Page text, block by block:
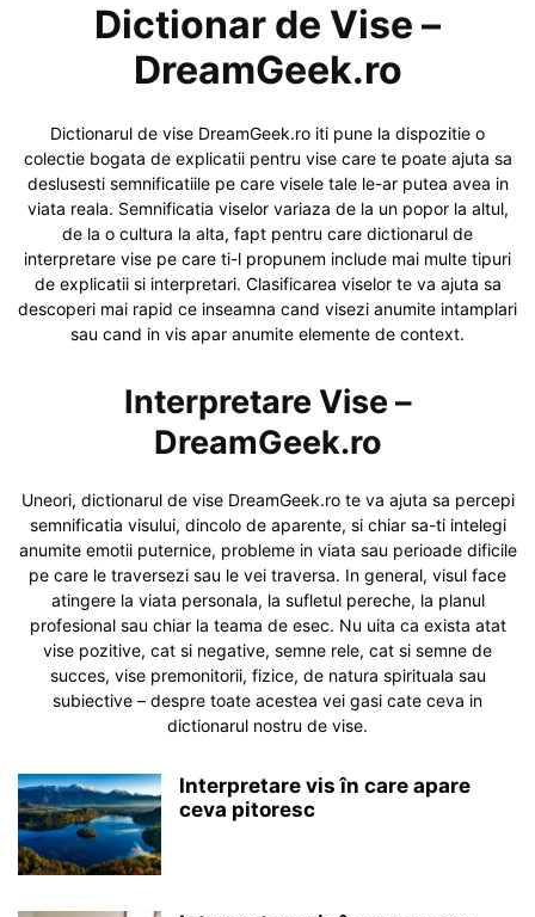
Dictionar de Vise –
DreamGeek.ro
Dictionarul de vise DreamGeek.ro iti pune la dispozitie o
colectie bogata de explicatii pentru vise care te poate ajuta sa
deslusesti semnificatiile pe care visele tale le-ar putea avea in
viata reala. Semnificatia viselor variaza de la un popor la altul,
de la o cultura la alta, fapt pentru care dictionarul de
interpretare vise pe care ti-l propunem include mai multe tipuri
de explicatii si interpretari. Clasificarea viselor te va ajuta sa
descoperi mai rapid ce inseamna cand visezi anumite intamplari
sau cand in vis apar anumite elemente de context.
Interpretare Vise –
DreamGeek.ro
Uneori, dictionarul de vise DreamGeek.ro te va ajuta sa percepi
semnificatia visului, dincolo de aparente, si chiar sa-ti intelegi
anumite emotii puternice, probleme in viata sau perioade dificile
pe care le traversezi sau le vei traversa. In general, visul face
atingere la viata personala, la sufletul pereche, la planul
profesional sau chiar la teama de esec. Nu uita ca exista atat
vise pozitive, cat si negative, semne rele, cat si semne de
succes, vise premonitorii, fizice, de natura spirituala sau
subiective – despre toate acestea vei gasi cate ceva in
dictionarul nostru de vise.
Interpretare vis în care apare
ceva pitoresc